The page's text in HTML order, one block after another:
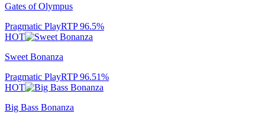
Gates of Olympus
Pragmatic PlayRTP96.5%
HOT
Sweet Bonanza
Pragmatic PlayRTP96.51%
HOT
Big Bass Bonanza